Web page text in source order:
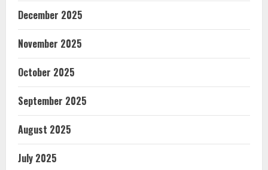
December 2025
November 2025
October 2025
September 2025
August 2025
July 2025